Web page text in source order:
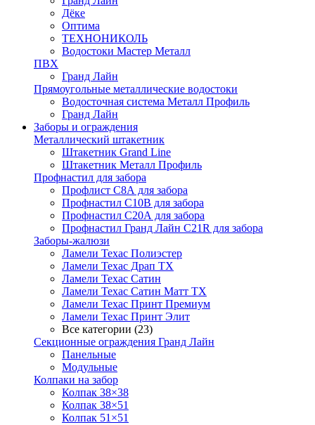
Дёке
Оптима
ТЕХНОНИКОЛЬ
Водостоки Мастер Металл
ПВХ
Гранд Лайн
Прямоугольные металлические водостоки
Водосточная система Металл Профиль
Гранд Лайн
Заборы и ограждения
Металлический штакетник
Штакетник Grand Line
Штакетник Металл Профиль
Профнастил для забора
Профлист С8А для забора
Профнастил С10В для забора
Профнастил С20А для забора
Профнастил Гранд Лайн С21R для забора
Заборы-жалюзи
Ламели Техас Полиэстер
Ламели Техас Драп ТХ
Ламели Техас Сатин
Ламели Техас Сатин Матт ТХ
Ламели Техас Принт Премиум
Ламели Техас Принт Элит
Все категории (23)
Секционные ограждения Гранд Лайн
Панельные
Модульные
Колпаки на забор
Колпак 38×38
Колпак 38×51
Колпак 51×51